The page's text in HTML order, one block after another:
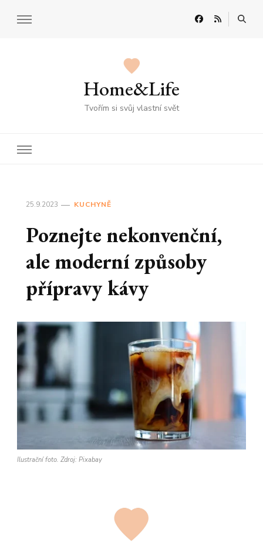
Home&Life
Tvořím si svůj vlastní svět
25.9.2023 KUCHYNĚ
Poznejte nekonvenční,
ale moderní způsoby
přípravy kávy
Ilustrační foto. Zdroj: Pixabay